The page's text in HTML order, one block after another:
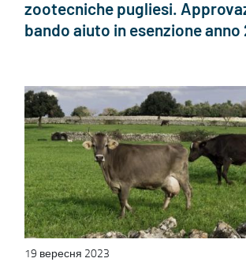
zootecniche pugliesi.
bando aiuto in esenzione anno
19 вересня 2023